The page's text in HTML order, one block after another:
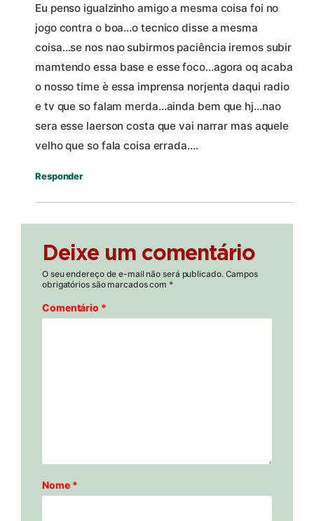
Eu penso igualzinho amigo a mesma coisa foi no
jogo contra o boa…o tecnico disse a mesma
coisa…se nos nao subirmos paciência iremos subir
mamtendo essa base e esse foco…agora oq acaba
o nosso time è essa imprensa norjenta daqui radio
e tv que so falam merda…ainda bem que hj…nao
sera esse laerson costa que vai narrar mas aquele
velho que so fala coisa errada….
Responder
Deixe um comentário
O seu endereço de e-mail não será publicado. Campos
obrigatórios são marcados com *
Comentário *
Nome *